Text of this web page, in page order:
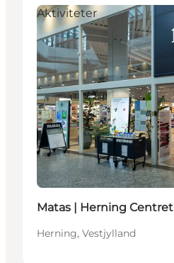
Aktiviteter
Matas | Herning Centret
Herning, Vestjylland